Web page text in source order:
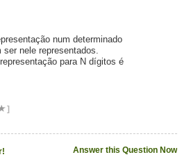
num determinado
nele representados.
para N dígitos é
]
Answer this Question Now